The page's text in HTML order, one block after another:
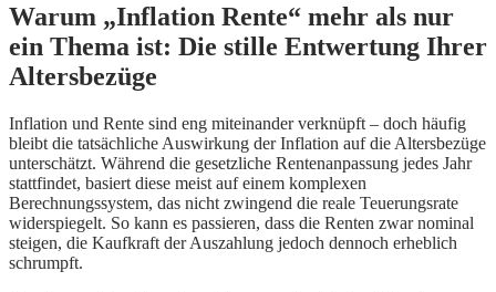
Warum „Inflation Rente“ mehr als nur
ein Thema ist: Die stille Entwertung Ihrer
Altersbezüge
Inflation und Rente sind eng miteinander verknüpft – doch häufig
bleibt die tatsächliche Auswirkung der Inflation auf die Altersbezüge
unterschätzt. Während die gesetzliche Rentenanpassung jedes Jahr
stattfindet, basiert diese meist auf einem komplexen
Berechnungssystem, das nicht zwingend die reale Teuerungsrate
widerspiegelt. So kann es passieren, dass die Renten zwar nominal
steigen, die Kaufkraft der Auszahlung jedoch dennoch erheblich
schrumpft.